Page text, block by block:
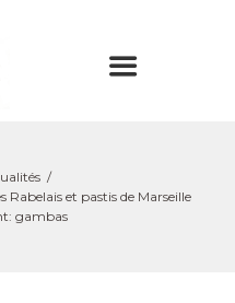
Rabelais et pastis de Marseille
gambas